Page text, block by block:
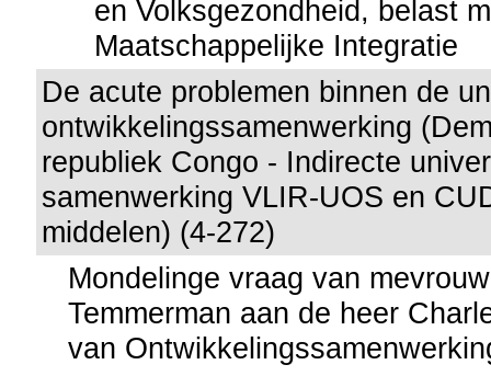
en Volksgezondheid, belast
Maatschappelijke Integratie
De acute problemen binnen de
ontwikkelingssamenwerking
republiek Congo - Indirecte
samenwerking VLIR-UOS en
middelen) (4-272)
Mondelinge vraag van
Temmerman aan de heer
van